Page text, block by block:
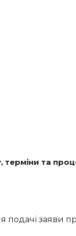
терміни та
заяви